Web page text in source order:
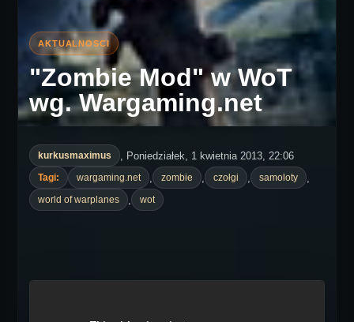
"Zombie Mod" w WoT
wg. Wargaming.net
kurkusmaximus , Poniedziałek, 1 kwietnia 2013, 22:06
Tagi: wargaming.net zombie czołgi samoloty
world of warplanes wot